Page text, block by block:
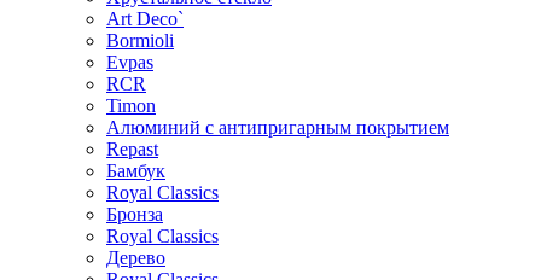
Art Deco`
Bormioli
Evpas
RCR
Timon
Алюминий с антипригарным покрытием
Repast
Бамбук
Royal Classics
Бронза
Royal Classics
Дерево